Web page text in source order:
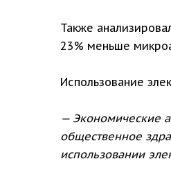
Также
23% меньше
Использование
— Экономические
общественное
использовании